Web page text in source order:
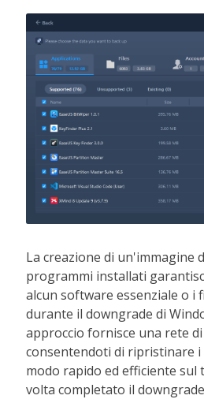
La creazione di un'immagine
programmi installati
alcun software essenziale o i
durante il downgrade di
approccio fornisce una rete
consentendoti di ripristinare
modo rapido ed efficiente sul
volta completato il